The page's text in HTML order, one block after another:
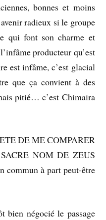
bonnes et moins
radieux si le groupe
qui font son charme et
producteur qu’est
est infâme, c’est glacial
que ça convient à des
pitié… c’est Chimaira
DE ME COMPARER
NOM DE ZEUS
commun à part peut-être
bien négocié le passage